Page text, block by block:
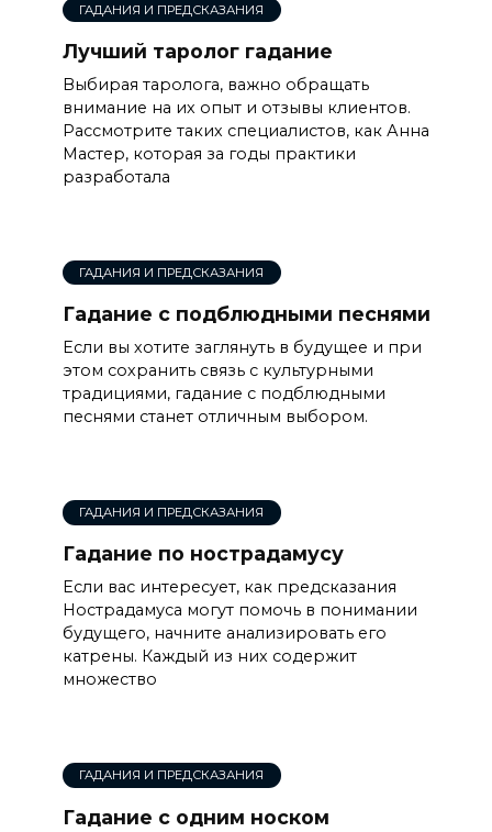
ГАДАНИЯ И ПРЕДСКАЗАНИЯ
Лучший таролог гадание
Выбирая таролога, важно обращать
внимание на их опыт и отзывы клиентов.
Рассмотрите таких специалистов, как Анна
Мастер, которая за годы практики
разработала
ГАДАНИЯ И ПРЕДСКАЗАНИЯ
Гадание с подблюдными песнями
Если вы хотите заглянуть в будущее и при
этом сохранить связь с культурными
традициями, гадание с подблюдными
песнями станет отличным выбором.
ГАДАНИЯ И ПРЕДСКАЗАНИЯ
Гадание по нострадамусу
Если вас интересует, как предсказания
Нострадамуса могут помочь в понимании
будущего, начните анализировать его
катрены. Каждый из них содержит
множество
ГАДАНИЯ И ПРЕДСКАЗАНИЯ
Гадание с одним носком